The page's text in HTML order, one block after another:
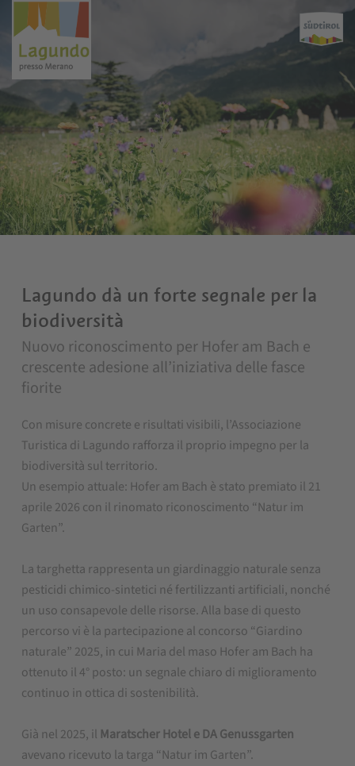
Lagundo dà un forte segnale per la
biodiversità
Nuovo riconoscimento per Hofer am Bach e
crescente adesione all’iniziativa delle fasce
fiorite
Con misure concrete e risultati visibili, l’Associazione
Turistica di Lagundo rafforza il proprio impegno per la
biodiversità sul territorio.
Un esempio attuale: Hofer am Bach è stato premiato il 21
aprile 2026 con il rinomato riconoscimento “Natur im
Garten”.
La targhetta rappresenta un giardinaggio naturale senza
pesticidi chimico-sintetici né fertilizzanti artificiali, nonché
un uso consapevole delle risorse. Alla base di questo
percorso vi è la partecipazione al concorso “Giardino
naturale” 2025, in cui Maria del maso Hofer am Bach ha
ottenuto il 4° posto: un segnale chiaro di miglioramento
continuo in ottica di sostenibilità.
Già nel 2025, il Maratscher Hotel e DA Genussgarten
avevano ricevuto la targa “Natur im Garten”.